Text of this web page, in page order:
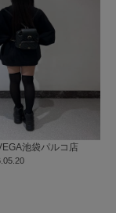
池袋パルコ店